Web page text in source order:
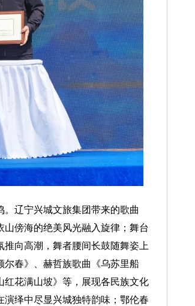
辽宁兴城文旅集团带来的歌曲
山傍海的绝美风光融入旋律；舞台
推向高潮，舞者腰间长鼓随舞姿上
尔春》、赫哲族歌曲《乌苏里船
花满山坡》等，展现各民族文化
绎中尽显兴城独特韵味；鄂伦春